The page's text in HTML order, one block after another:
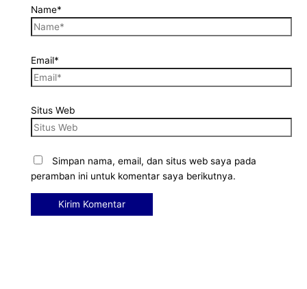
Name*
Email*
Situs Web
Simpan nama, email, dan situs web saya pada
peramban ini untuk komentar saya berikutnya.